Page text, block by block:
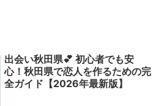
出会い秋田県💕 初心者でも安
心！秋田県で恋人を作るための完
全ガイド【2026年最新版】